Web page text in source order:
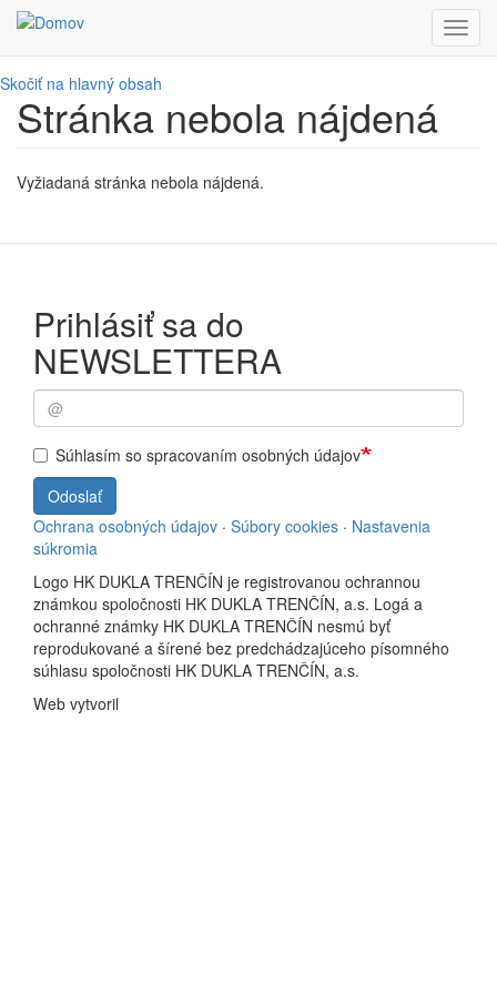
Skočiť na hlavný obsah
Stránka nebola nájdená
Vyžiadaná stránka nebola nájdená.
Prihlásiť sa do
NEWSLETTERA
Súhlasím so spracovaním osobných údajov
Odoslať
Ochrana osobných údajov · Súbory cookies · Nastavenia
súkromia
Logo HK DUKLA TRENČÍN je registrovanou ochrannou
známkou spoločnosti HK DUKLA TRENČÍN, a.s. Logá a
ochranné známky HK DUKLA TRENČÍN nesmú byť
reprodukované a šírené bez predchádzajúceho písomného
súhlasu spoločnosti HK DUKLA TRENČÍN, a.s.
Web vytvoril